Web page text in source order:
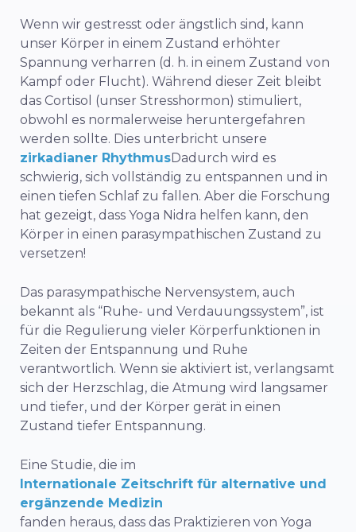
Wenn wir gestresst oder ängstlich sind, kann
unser Körper in einem Zustand erhöhter
Spannung verharren (d. h. in einem Zustand von
Kampf oder Flucht). Während dieser Zeit bleibt
das Cortisol (unser Stresshormon) stimuliert,
obwohl es normalerweise heruntergefahren
werden sollte. Dies unterbricht unsere
zirkadianer RhythmusDadurch wird es
schwierig, sich vollständig zu entspannen und in
einen tiefen Schlaf zu fallen. Aber die Forschung
hat gezeigt, dass Yoga Nidra helfen kann, den
Körper in einen parasympathischen Zustand zu
versetzen!
Das parasympathische Nervensystem, auch
bekannt als “Ruhe- und Verdauungssystem”, ist
für die Regulierung vieler Körperfunktionen in
Zeiten der Entspannung und Ruhe
verantwortlich. Wenn sie aktiviert ist, verlangsamt
sich der Herzschlag, die Atmung wird langsamer
und tiefer, und der Körper gerät in einen
Zustand tiefer Entspannung.
Eine Studie, die im
Internationale Zeitschrift für alternative und
ergänzende Medizin
fanden heraus, dass das Praktizieren von Yoga